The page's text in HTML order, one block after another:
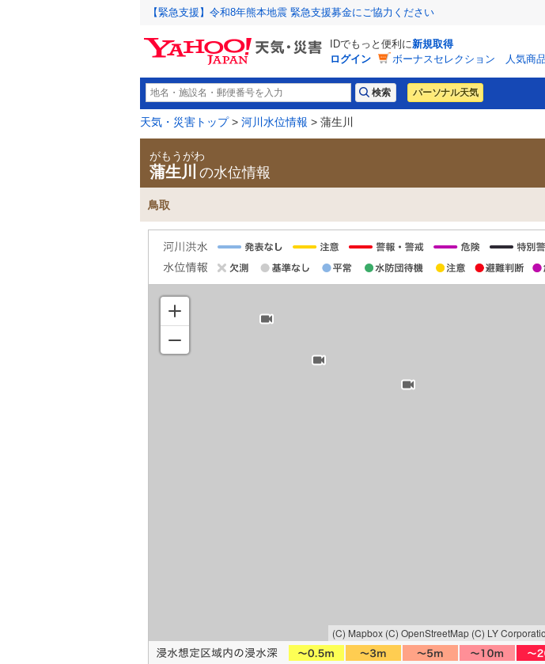
【緊急支援】令和8年熊本地震 緊急支援募金にご協力ください
IDでもっと便利に新規取得
ログイン
ボーナスセレクション 人気商
パーソナル天気
天気・災害トップ> 河川水位情報 > 蒲生川
がもうがわ
蒲生川 の水位情報
鳥取
(C) Mapbox (C) OpenStreetMap (C) LY